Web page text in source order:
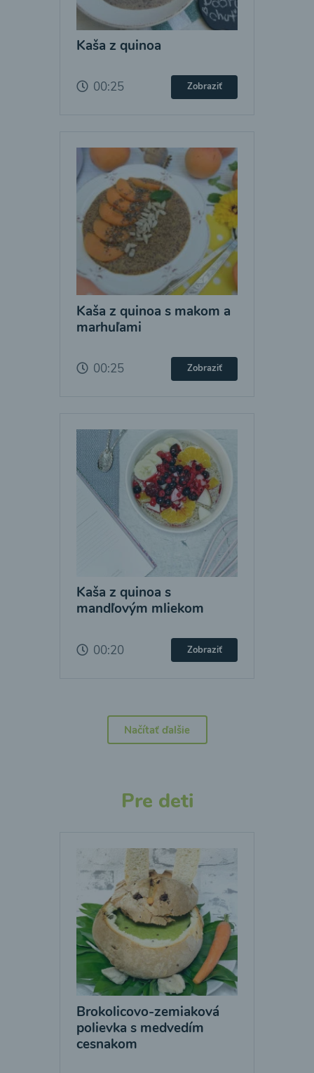
Kaša z quinoa
00:25 Zobraziť
Kaša z quinoa s makom a
marhuľami
00:25 Zobraziť
Kaša z quinoa s
mandľovým mliekom
00:20 Zobraziť
Načítať ďalšie
Pre deti
Brokolicovo-zemiaková
polievka s medvedím
cesnakom